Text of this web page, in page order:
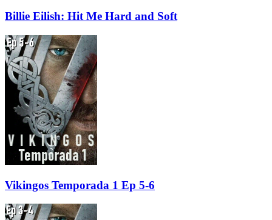
Billie Eilish: Hit Me Hard and Soft
Vikingos Temporada 1 Ep 5-6